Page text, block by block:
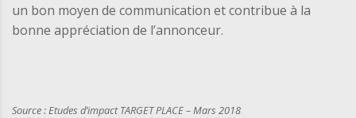
un bon moyen de communication et contribue à la
bonne appréciation de l’annonceur.
Source : Etudes d’impact TARGET PLACE – Mars 2018